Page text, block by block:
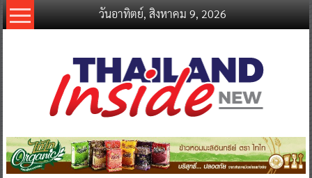
Skip
to
วันอาทิตย์, สิงหาคม 9, 2026
thailandinsidenew.com
Thailand